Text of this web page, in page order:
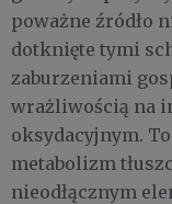
poważne źródło
dotknięte tymi
zaburzeniami
wrażliwością na
oksydacyjnym.
metabolizm
nieodłącznym